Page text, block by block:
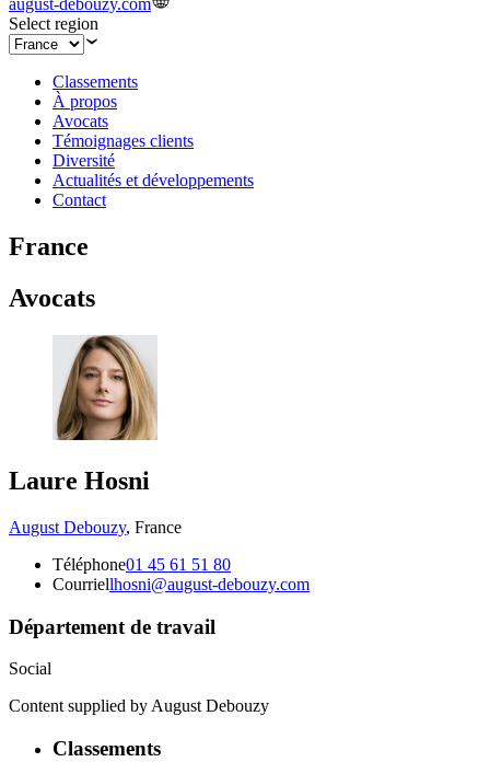
august-debouzy.com
Select region
Classements
À propos
Avocats
Témoignages clients
Diversité
Actualités et développements
Contact
France
Avocats
Laure Hosni
August Debouzy, France
Téléphone01 45 61 51 80
Courriellhosni@august-debouzy.com
Département de travail
Social
Content supplied by August Debouzy
Classements